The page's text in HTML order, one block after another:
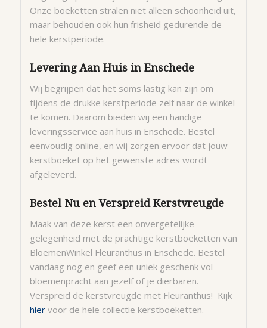
Onze boeketten stralen niet alleen schoonheid uit,
maar behouden ook hun frisheid gedurende de
hele kerstperiode.
Levering Aan Huis in Enschede
Wij begrijpen dat het soms lastig kan zijn om
tijdens de drukke kerstperiode zelf naar de winkel
te komen. Daarom bieden wij een handige
leveringsservice aan huis in Enschede. Bestel
eenvoudig online, en wij zorgen ervoor dat jouw
kerstboeket op het gewenste adres wordt
afgeleverd.
Bestel Nu en Verspreid Kerstvreugde
Maak van deze kerst een onvergetelijke
gelegenheid met de prachtige kerstboeketten van
BloemenWinkel Fleuranthus in Enschede. Bestel
vandaag nog en geef een uniek geschenk vol
bloemenpracht aan jezelf of je dierbaren.
Verspreid de kerstvreugde met Fleuranthus! Kijk
hiervoor de hele collectie kerstboeketten.